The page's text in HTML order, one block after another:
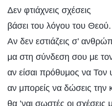
Δεν φτιάχνεις σχέσεις
βάσει του λόγου του Θεού.
Αν δεν εστιάζεις σ’
μα στη σύνδεση σου με
αν είσαι πρόθυμος να Τον
αν μπορείς να δώσεις την
θα ’ναι σωστές οι